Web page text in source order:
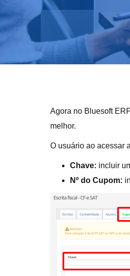
Agora no Bluesoft
melhor.
O usuário ao acessar
Chave: incluir
Nº do Cupom: